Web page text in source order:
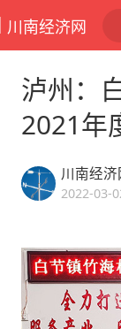
川南经济网
泸州：
2021年
川南经济
2022-03-